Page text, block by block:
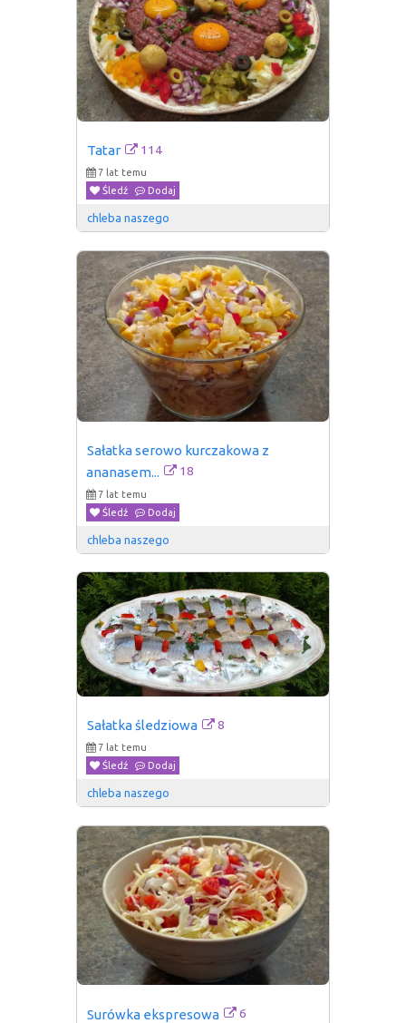
Tatar 114
7 lat temu
Śledź
Dodaj
chleba naszego
Sałatka serowo kurczakowa z
ananasem...
18
7 lat temu
Śledź
Dodaj
chleba naszego
Sałatka śledziowa 8
7 lat temu
Śledź
Dodaj
chleba naszego
Surówka ekspresowa 6